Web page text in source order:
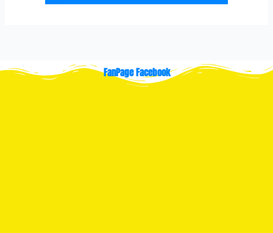
FanPage Facebook